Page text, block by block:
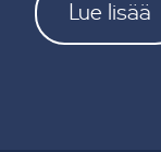
Lue lisää